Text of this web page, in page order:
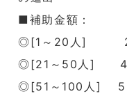
■補助金額：
◎[1～20人]
◎[21～50人]
◎[51～100人]